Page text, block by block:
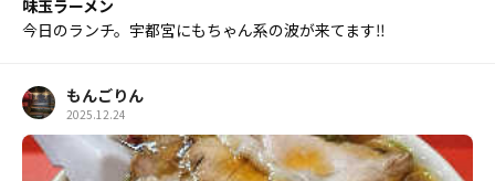
味玉ラーメン
今日のランチ。宇都宮にもちゃん系の波が来てます‼️
もんごりん
2025.12.24